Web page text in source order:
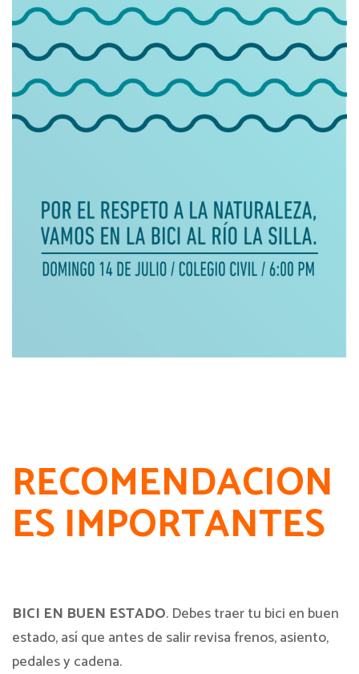
RECOMENDACION
ES IMPORTANTES
BICI EN BUEN ESTADO. Debes traer tu bici en buen
estado, así que antes de salir revisa frenos, asiento,
pedales y cadena.